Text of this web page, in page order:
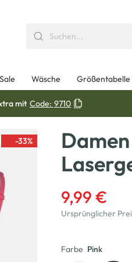
Sale Wäsche Größentabelle
mit Code: 9710
-33%
Damen
9,99 €
Ursprünglicher
Farbe Pink